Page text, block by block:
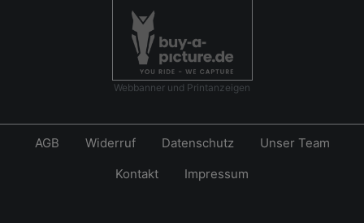
Webbanner und Printanzeigen
AGB Widerruf Datenschutz
Unser Team
Kontakt
Impressum